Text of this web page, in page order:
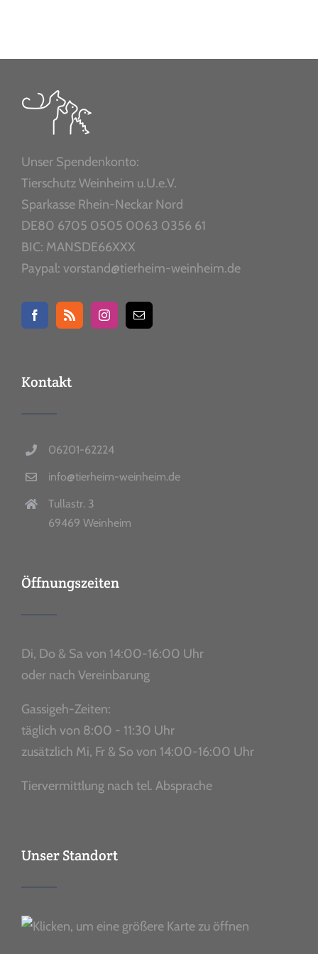
Unser Spendenkonto:
Tierschutz Weinheim u.U.e.V.
Sparkasse Rhein-Neckar Nord
DE80 6705 0505 0063 0356 61
BIC: MANSDE66XXX
Paypal: vorstand@tierheim-weinheim.de
Kontakt
06201-62224
info@tierheim-weinheim.de
Tullastr. 3
69469 Weinheim
Öffnungszeiten
Di, Do & Sa von 14:00-16:00 Uhr
oder nach Vereinbarung
Gassigeh-Zeiten:
täglich von 8:00 - 11:30 Uhr
zusätzlich Mi, Fr & So von 14:00-16:00 Uhr
Tiervermittlung nach tel. Absprache
Unser Standort